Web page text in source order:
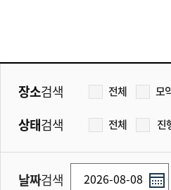
장소검색 전체 모
상태검색 전체 진
날짜검색